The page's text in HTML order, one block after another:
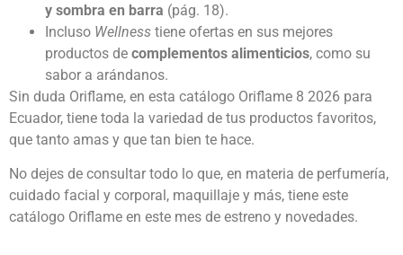
y sombra en barra (pág. 18).
Incluso Wellness tiene ofertas en sus mejores
productos de complementos alimenticios, como su
sabor a arándanos.
Sin duda Oriflame, en esta catálogo Oriflame 8 2026 para
Ecuador, tiene toda la variedad de tus productos favoritos,
que tanto amas y que tan bien te hace.
No dejes de consultar todo lo que, en materia de perfumería,
cuidado facial y corporal, maquillaje y más, tiene este
catálogo Oriflame en este mes de estreno y novedades.